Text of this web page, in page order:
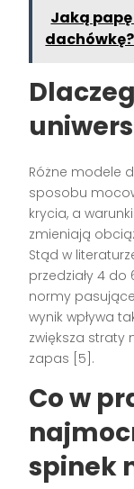
Jaką
dachówkę?
Różne modele
sposobu
krycia, a
zmieniają
Stąd w
przedziały 4 do
normy
wynik wpływa
zwiększa straty
zapas [5].
Co w
spinek